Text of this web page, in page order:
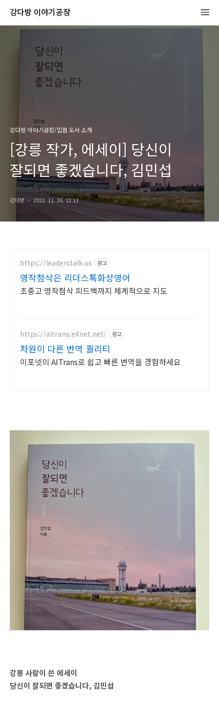
강다방 이야기공장
강다방 이야기공장/입점 도서 소개
[강릉 작가, 에세이] 당신이
잘되면 좋겠습니다, 김민섭
강다방 2022. 11. 26. 12:13
https://leaderstalk.us 광고
영작첨삭은 리더스톡화상영어
초중고 영작첨삭 피드백까지 체계적으로 지도
https://aitrans.e4net.net/ 광고
차원이 다른 번역 퀄리티
이포넷의 AITrans로 쉽고 빠른 번역을 경험하세요
강릉 사람이 쓴 에세이
당신이 잘되면 좋겠습니다, 김민섭